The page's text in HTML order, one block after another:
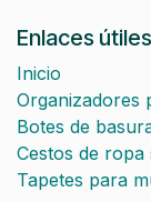
Enlaces útiles
Inicio
Organizadores
Botes de
Cestos de
Tapetes para